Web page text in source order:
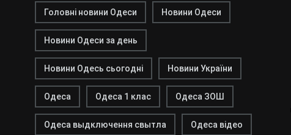
Головні новини Одеси Новини Одеси
Новини Одеси за день
Новини Одесь сьогодні Новини України
Одеса Одеса 1 клас Одеса ЗОШ
Одеса выдключення свытла Одеса відео